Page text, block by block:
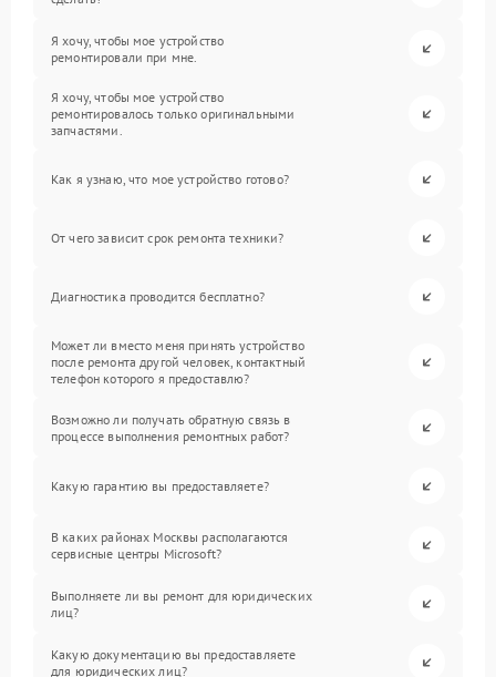
Я хочу, чтобы мое устройство
ремонтировали при мне.
Я хочу, чтобы мое устройство
ремонтировалось только оригинальными
запчастями.
Как я узнаю, что мое устройство готово?
От чего зависит срок ремонта техники?
Диагностика проводится бесплатно?
Может ли вместо меня принять устройство
после ремонта другой человек, контактный
телефон которого я предоставлю?
Возможно ли получать обратную связь в
процессе выполнения ремонтных работ?
Какую гарантию вы предоставляете?
В каких районах Москвы располагаются
сервисные центры Microsoft?
Выполняете ли вы ремонт для юридических
лиц?
Какую документацию вы предоставляете
для юридических лиц?